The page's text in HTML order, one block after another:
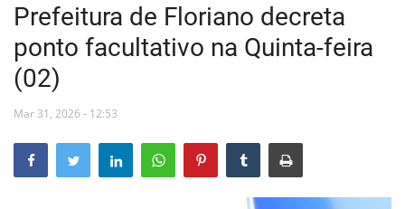
Início
Editais
Floriano
Secretarias e Órgãos
Prefeitura de Floriano decreta
ponto facultativo na Quinta-feira
(02)
Mar 31, 2026 - 12:53